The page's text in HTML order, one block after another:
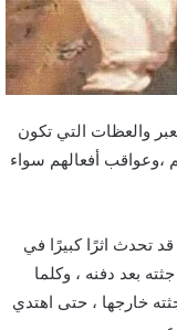
والعظات التي تكون
،وعواقب أفعالهم سواء
تحدث اثرًا كبيرًا في
بعد دفنه ، وكلما
خارجها ، حتى اهتدي